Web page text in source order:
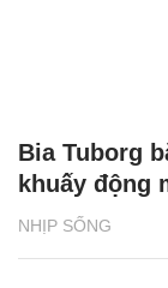
NHỊP SỐNG
Bia Tuborg
khuấy động